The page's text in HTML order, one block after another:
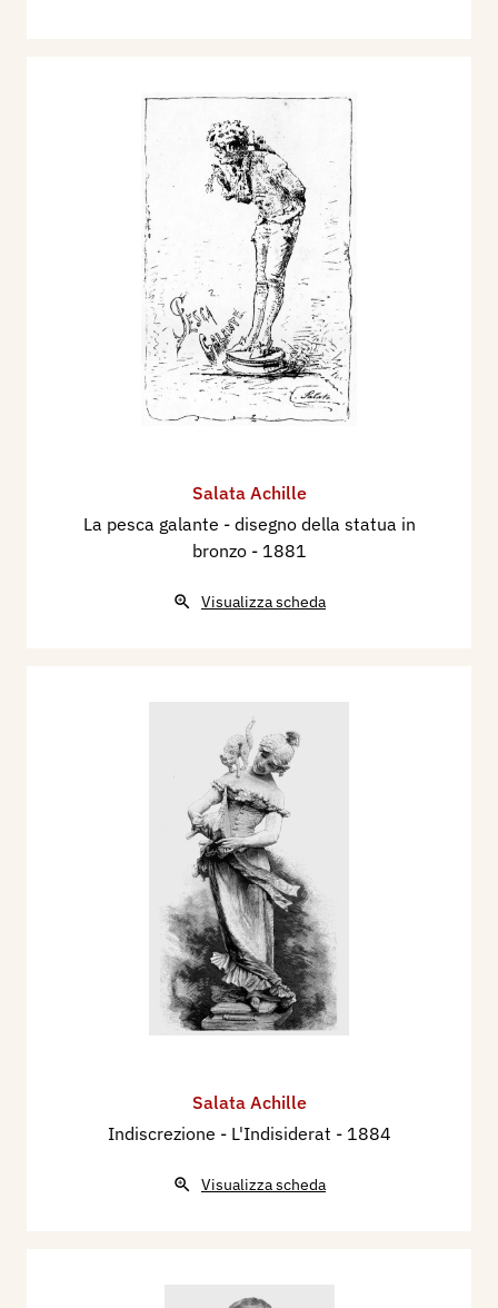
Salata Achille
La pesca galante - disegno della statua in
bronzo - 1881
Visualizza scheda
Salata Achille
Indiscrezione - L'Indisiderat - 1884
Visualizza scheda